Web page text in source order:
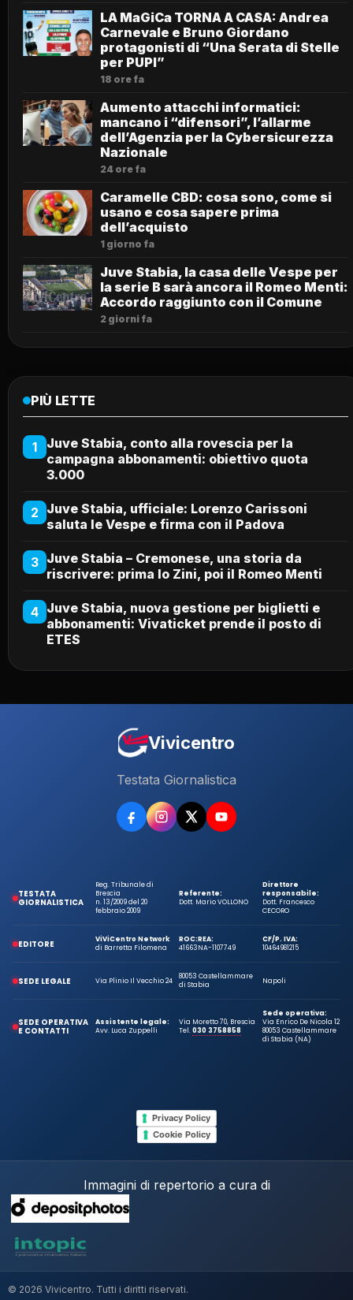
LA MaGiCa TORNA A CASA: Andrea
Carnevale e Bruno Giordano
protagonisti di “Una Serata di Stelle
per PUPI”
18 ore fa
Aumento attacchi informatici:
mancano i “difensori”, l’allarme
dell’Agenzia per la Cybersicurezza
Nazionale
24 ore fa
Caramelle CBD: cosa sono, come si
usano e cosa sapere prima
dell’acquisto
1 giorno fa
Juve Stabia, la casa delle Vespe per
la serie B sarà ancora il Romeo Menti:
Accordo raggiunto con il Comune
2 giorni fa
PIÙ LETTE
1
Juve Stabia, conto alla rovescia per la
campagna abbonamenti: obiettivo quota
3.000
2 Juve Stabia, ufficiale: Lorenzo Carissoni
saluta le Vespe e firma con il Padova
3 Juve Stabia – Cremonese, una storia da
riscrivere: prima lo Zini, poi il Romeo Menti
4 Juve Stabia, nuova gestione per biglietti e
abbonamenti: Vivaticket prende il posto di
ETES
Vivicentro
Testata Giornalistica
TESTATA
GIORNALISTICA
Reg. Tribunale di
Brescia
n. 13/2009 del 20
febbraio 2009
Referente:
Dott. Mario VOLLONO
Direttore
responsabile:
Dott. Francesco
CECORO
EDITORE
ViViCentro Network
di Barretta Filomena
ROC:
41663
REA:
NA-1107749
CF/P. IVA:
10464981215
SEDE LEGALE Via Plinio Il Vecchio 24
80053 Castellammare
di Stabia
Napoli
SEDE OPERATIVA
E CONTATTI
Assistente legale:
Avv. Luca Zuppelli
Via Moretto 70, Brescia
Tel.030 3758858
Sede operativa:
Via Enrico De Nicola 12
80053 Castellammare
di Stabia (NA)
Privacy Policy
Cookie Policy
Immagini di repertorio a cura di
© 2026 Vivicentro. Tutti i diritti riservati.